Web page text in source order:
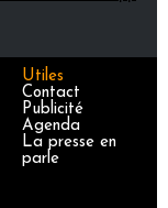
Utiles
Contact
Publicité
Agenda
La presse en
parle